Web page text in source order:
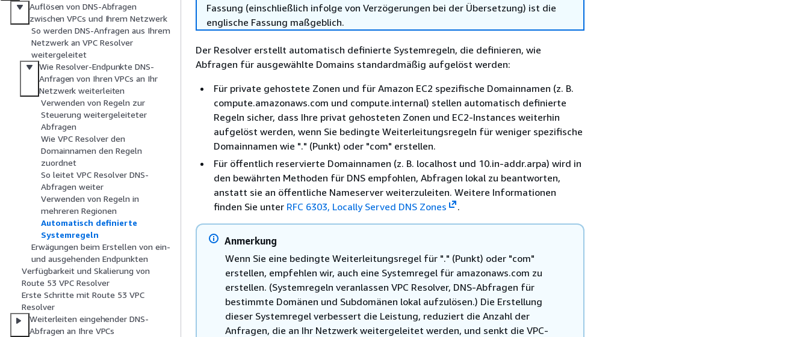
Auflösen von DNS-Abfragen
zwischen VPCs und Ihrem Netzwerk
So werden DNS-Anfragen aus Ihrem
Netzwerk an VPC Resolver
weitergeleitet
Wie Resolver-Endpunkte DNS-
Anfragen von Ihren VPCs an Ihr
Netzwerk weiterleiten
Verwenden von Regeln zur
Steuerung weitergeleiteter
Abfragen
Wie VPC Resolver den
Domainnamen den Regeln
zuordnet
So leitet VPC Resolver DNS-
Abfragen weiter
Verwenden von Regeln in
mehreren Regionen
Automatisch definierte
Systemregeln
Erwägungen beim Erstellen von ein-
und ausgehenden Endpunkten
Verfügbarkeit und Skalierung von
Route 53 VPC Resolver
Erste Schritte mit Route 53 VPC
Resolver
Weiterleiten eingehender DNS-
Abfragen an Ihre VPCs
Fassung (einschließlich infolge von Verzögerungen bei der Übersetzung) ist die
englische Fassung maßgeblich.
Der Resolver erstellt automatisch definierte Systemregeln, die definieren, wie
Abfragen für ausgewählte Domains standardmäßig aufgelöst werden:
Für private gehostete Zonen und für Amazon EC2 spezifische Domainnamen (z. B.
compute.amazonaws.com und compute.internal) stellen automatisch definierte
Regeln sicher, dass Ihre privat gehosteten Zonen und EC2-Instances weiterhin
aufgelöst werden, wenn Sie bedingte Weiterleitungsregeln für weniger spezifische
Domainnamen wie "." (Punkt) oder "com" erstellen.
Für öffentlich reservierte Domainnamen (z. B. localhost und 10.in-addr.arpa) wird in
den bewährten Methoden für DNS empfohlen, Abfragen lokal zu beantworten,
anstatt sie an öffentliche Nameserver weiterzuleiten. Weitere Informationen
finden Sie unter RFC 6303, Locally Served DNS Zones .
Anmerkung
Wenn Sie eine bedingte Weiterleitungsregel für "." (Punkt) oder "com"
erstellen, empfehlen wir, auch eine Systemregel für amazonaws.com zu
erstellen. (Systemregeln veranlassen VPC Resolver, DNS-Abfragen für
bestimmte Domänen und Subdomänen lokal aufzulösen.) Die Erstellung
dieser Systemregel verbessert die Leistung, reduziert die Anzahl der
Anfragen, die an Ihr Netzwerk weitergeleitet werden, und senkt die VPC-